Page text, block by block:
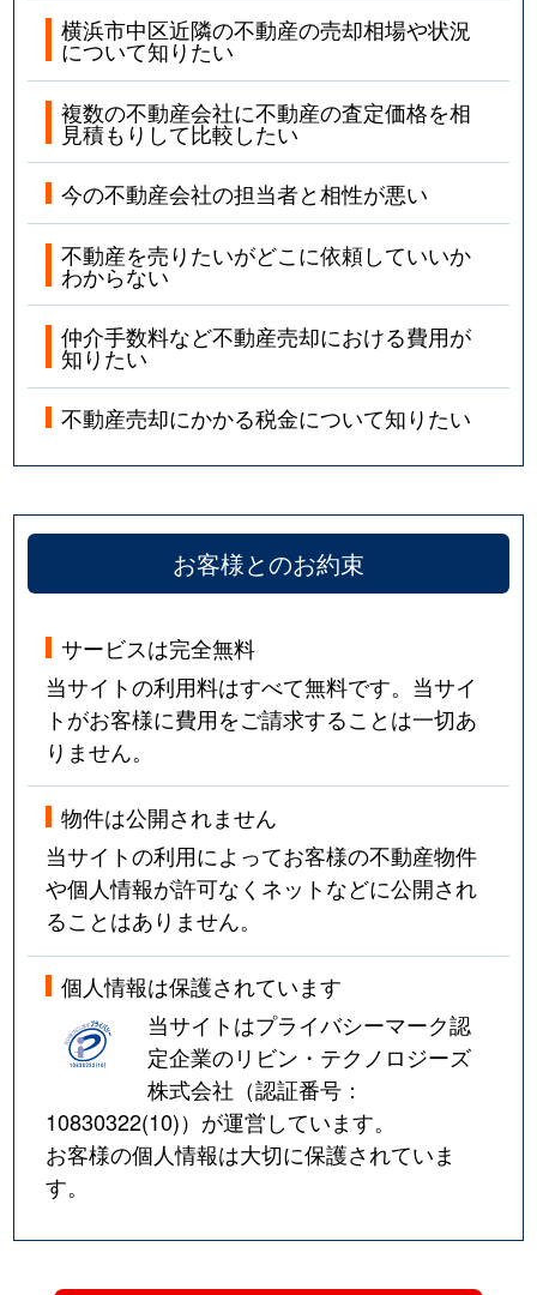
横浜市中区近隣の不動産の売却相場や状況
について知りたい
複数の不動産会社に不動産の査定価格を相
見積もりして比較したい
今の不動産会社の担当者と相性が悪い
不動産を売りたいがどこに依頼していいか
わからない
仲介手数料など不動産売却における費用が
知りたい
不動産売却にかかる税金について知りたい
お客様とのお約束
サービスは完全無料
当サイトの利用料はすべて無料です。当サイ
トがお客様に費用をご請求することは一切あ
りません。
物件は公開されません
当サイトの利用によってお客様の不動産物件
や個人情報が許可なくネットなどに公開され
ることはありません。
個人情報は保護されています
当サイトはプライバシーマーク認
定企業のリビン・テクノロジーズ
株式会社（認証番号：
10830322(10)）が運営しています。
お客様の個人情報は大切に保護されていま
す。